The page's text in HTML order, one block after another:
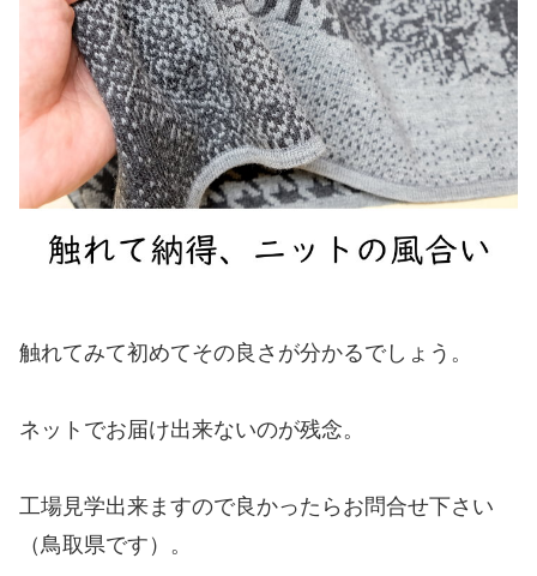
触れてみて初めてその良さが分かるでしょう。
ネットでお届け出来ないのが残念。
工場見学出来ますので良かったらお問合せ下さい
（鳥取県です）。